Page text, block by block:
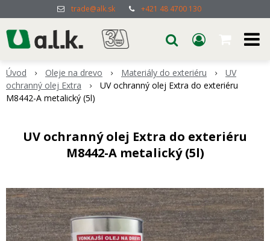
trade@alk.sk +421 48 4700 130
Úvod Oleje na drevo Materiály do exteriéru
UV
ochranný olej Extra
UV ochranný olej Extra do exteriéru
M8442-A metalický (5l)
UV ochranný olej Extra do exteriéru
M8442-A metalický (5l)